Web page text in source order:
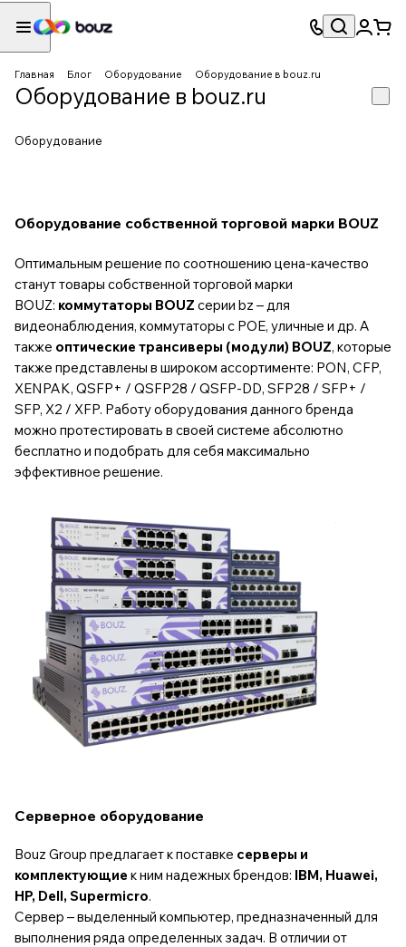
Главная Блог Оборудование Оборудование в bouz.ru
Оборудование в bouz.ru
Оборудование
Оборудование собственной торговой марки BOUZ
Оптимальным решение по соотношению цена-качество
станут товары собственной торговой марки
BOUZ: коммутаторы BOUZ серии bz – для
видеонаблюдения, коммутаторы с POE, уличные и др. А
также оптические трансиверы (модули) BOUZ, которые
также представлены в широком ассортименте: PON, CFP,
XENPAK, QSFP+ / QSFP28 / QSFP-DD, SFP28 / SFP+ /
SFP, X2 / XFP. Работу оборудования данного бренда
можно протестировать в своей системе абсолютно
бесплатно и подобрать для себя максимально
эффективное решение.
Серверное оборудование
Bouz Group предлагает к поставке серверы и
комплектующие к ним надежных брендов: IBM, Huawei,
HP, Dell, Supermicro.
Сервер – выделенный компьютер, предназначенный для
выполнения ряда определенных задач. В отличии от